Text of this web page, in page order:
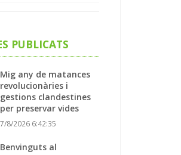
PUBLICATS
Mig any de matances
revolucionàries i
gestions clandestines
per preservar vides
7/8/2026 6:42:35
Benvinguts al